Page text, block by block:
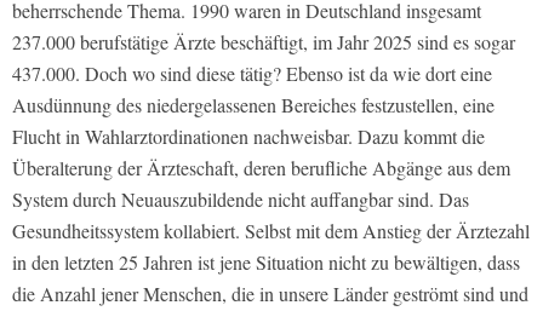
beherrschende Thema. 1990 waren in Deutschland insgesamt
237.000 berufstätige Ärzte beschäftigt, im Jahr 2025 sind es sogar
437.000. Doch wo sind diese tätig? Ebenso ist da wie dort eine
Ausdünnung des niedergelassenen Bereiches festzustellen, eine
Flucht in Wahlarztordinationen nachweisbar. Dazu kommt die
Überalterung der Ärzteschaft, deren berufliche Abgänge aus dem
System durch Neuauszubildende nicht auffangbar sind. Das
Gesundheitssystem kollabiert. Selbst mit dem Anstieg der Ärztezahl
in den letzten 25 Jahren ist jene Situation nicht zu bewältigen, dass
die Anzahl jener Menschen, die in unsere Länder geströmt sind und